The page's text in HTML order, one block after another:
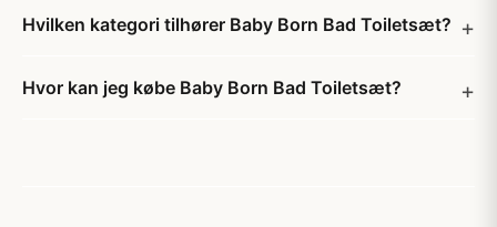
Hvilken kategori tilhører Baby Born Bad Toiletsæt?
Hvor kan jeg købe Baby Born Bad Toiletsæt?